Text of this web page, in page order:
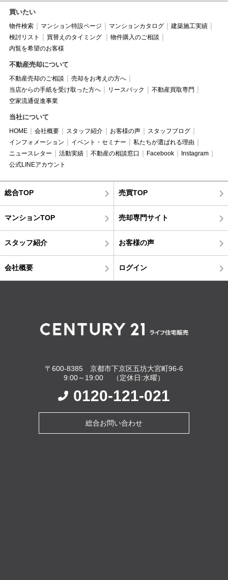
買いたい
物件検索 マンション特設ページ マンションカタログ
建築施工実績
検討リスト
買替えのタイミング
物件購入のご相談
内覧を希望のお客様
不動産売却について
不動産売却のご相談
売却をお考えの方へ
当店からの手紙を受け取った方へ
リースバック
不動産買取専門
空家流通促進事業
当社について
HOME 会社概要 スタッフ紹介 お客様の声
スタッフブログ
インフォメーション
イベント・セミナー
私たちが選ばれる理由
ニュースレター
活動実績 不動産の相談窓口 Facebook
Instagram
公式LINEアカウント
総合TOP 売買TOP
マンションTOP 売却専門サイト
スタッフ紹介 お客様の声
会社概要 ログイン
〒600-8385 京都市下京区五坊大宮町96-6
9:00～19:00 （定休日:水曜）
0120-121-021
総合お問い合わせ